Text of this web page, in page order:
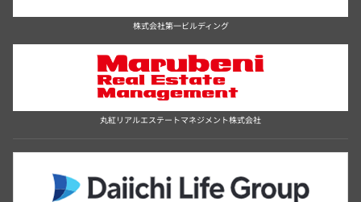
株式会社第一ビルディング
丸紅リアルエステートマネジメント株式会社